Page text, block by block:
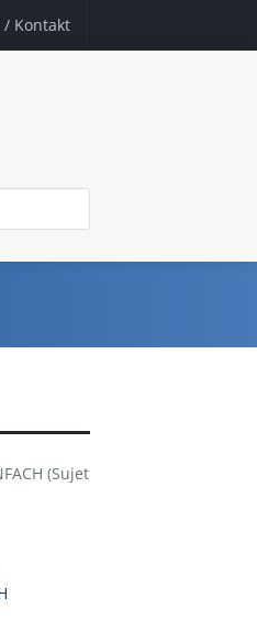
/ Kontakt
(Sujet